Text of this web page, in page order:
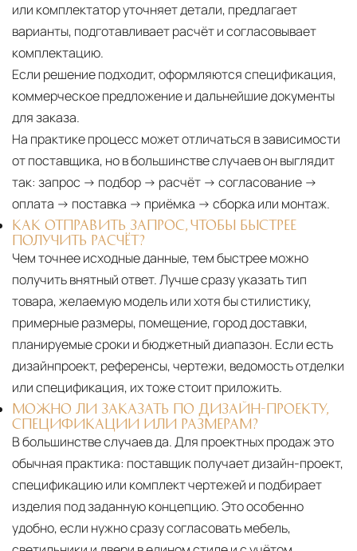
или комплектатор уточняет детали, предлагает
варианты, подготавливает расчёт и согласовывает
комплектацию.
Если решение подходит, оформляются спецификация,
коммерческое предложение и дальнейшие документы
для заказа.
На практике процесс может отличаться в зависимости
от поставщика, но в большинстве случаев он выглядит
так: запрос → подбор → расчёт → согласование →
оплата → поставка → приёмка → сборка или монтаж.
КАК ОТПРАВИТЬ ЗАПРОС, ЧТОБЫ БЫСТРЕЕ
ПОЛУЧИТЬ РАСЧЁТ?
Чем точнее исходные данные, тем быстрее можно
получить внятный ответ. Лучше сразу указать тип
товара, желаемую модель или хотя бы стилистику,
примерные размеры, помещение, город доставки,
планируемые сроки и бюджетный диапазон. Если есть
дизайнпроект, референсы, чертежи, ведомость отделки
или спецификация, их тоже стоит приложить.
МОЖНО ЛИ ЗАКАЗАТЬ ПО ДИЗАЙН-ПРОЕКТУ,
СПЕЦИФИКАЦИИ ИЛИ РАЗМЕРАМ?
В большинстве случаев да. Для проектных продаж это
обычная практика: поставщик получает дизайн-проект,
спецификацию или комплект чертежей и подбирает
изделия под заданную концепцию. Это особенно
удобно, если нужно сразу согласовать мебель,